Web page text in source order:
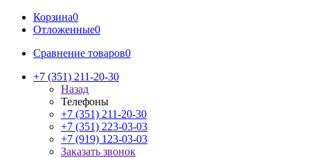
Корзина0
Отложенные0
Сравнение товаров0
+7 (351) 211-20-30
Назад
Телефоны
+7 (351) 211-20-30
+7 (351) 223-03-03
+7 (919) 123-03-03
Заказать звонок